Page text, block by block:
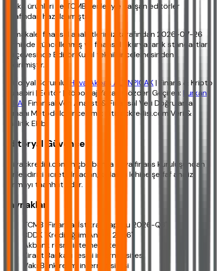
banka ürünleri ve TCMB verileriyle çalışan editörler
tarafından hazırlanmıştır.
Bu makale, finansal analistlerimiz tarafından 2026-07-26
tarihinde güncellenmiş ve finansal okuryazarlık standartları
çerçevesinde Editör Kurul teknik incelemesinden
geçirilmiştir.
Editoryal Sorumlu:
Hava Akbaş ALTINPIÇAK| Finans & Kripto
Muhabiri | Editör | Röportaj Yazarı Gözden Geçiren: Furkan
YAKA | Finansal Veri Analisti & Finansal Veri Doğrulama
Uzmanı Metodoloji inceleme: ihtiyackredisi.com Veri &
Analitik Ekibi
Editoryal Güvence
ihtiyackredisi.com, hiçbir banka veya finans kuruluşundan
yönlendirici ücret almadan, kullanıcı lehine şeffaf analiz
sunmayı taahhüt eder.
Kaynaklar
TCMB "Finansal İstikrar Raporu 2026-Q3"
BDDK "Kredi Eğilim Anketi 2026"
Akbank resmi internet sitesi
Ziraat Bankası resmi internet sitesi
VakıfBank resmi internet sitesi